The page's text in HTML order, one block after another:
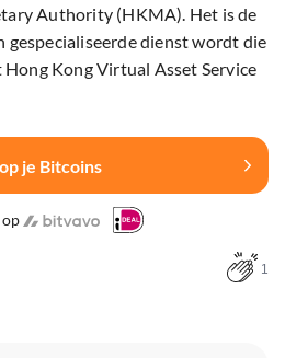
Authority (HKMA). Het is de
gespecialiseerde dienst wordt die
Kong Virtual Asset Service
je Bitcoins
1